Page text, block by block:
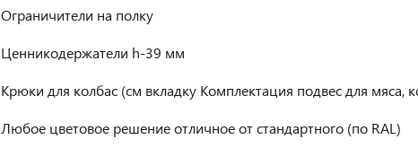
Ограничители на полку
Ценникодержатели h-39 мм
Крюки для колбас (см вкладку Комплектация подвес для мяса,
Любое цветовое решение отличное от стандартного (по RAL)